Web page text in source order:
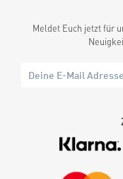
Meldet Euch jetzt für